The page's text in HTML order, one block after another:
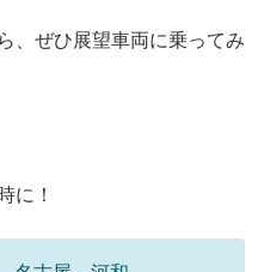
、ぜひ展望車両に乗ってみ
に！